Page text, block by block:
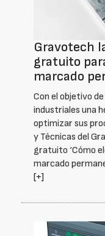
Gravotech
gratuito
marcado
Con el objetivo
industriales una
optimizar sus
y Técnicas del
gratuito ‘Cómo
marcado
[+]